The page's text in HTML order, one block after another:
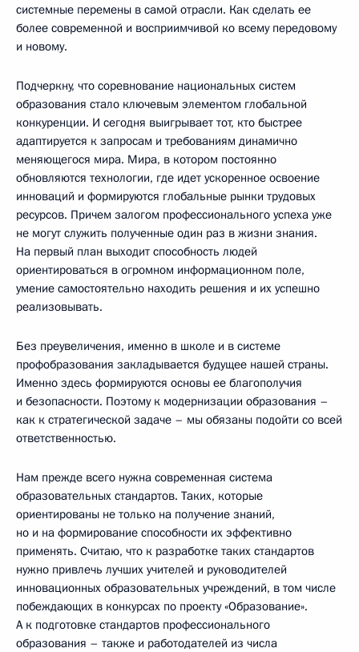
системные перемены в самой отрасли. Как сделать ее
более современной и восприимчивой ко всему передовому
и новому.
Подчеркну, что соревнование национальных систем
образования стало ключевым элементом глобальной
конкуренции. И сегодня выигрывает тот, кто быстрее
адаптируется к запросам и требованиям динамично
меняющегося мира. Мира, в котором постоянно
обновляются технологии, где идет ускоренное освоение
инноваций и формируются глобальные рынки трудовых
ресурсов. Причем залогом профессионального успеха уже
не могут служить полученные один раз в жизни знания.
На первый план выходит способность людей
ориентироваться в огромном информационном поле,
умение самостоятельно находить решения и их успешно
реализовывать.
Без преувеличения, именно в школе и в системе
профобразования закладывается будущее нашей страны.
Именно здесь формируются основы ее благополучия
и безопасности. Поэтому к модернизации образования –
как к стратегической задаче – мы обязаны подойти со всей
ответственностью.
Нам прежде всего нужна современная система
образовательных стандартов. Таких, которые
ориентированы не только на получение знаний,
но и на формирование способности их эффективно
применять. Считаю, что к разработке таких стандартов
нужно привлечь лучших учителей и руководителей
инновационных образовательных учреждений, в том числе
побеждающих в конкурсах по проекту «Образование».
А к подготовке стандартов профессионального
образования – также и работодателей из числа